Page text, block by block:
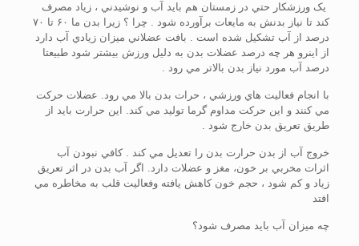
يک ورزشکار حتي در زمستان هم بايد آب و نوشيدني ، زياد مصرف
کند تا نياز بدنش به مايعات برآورده شود . چرا ؟ زيرا بدن ما ۶۰ تا ۷۰
درصد از آب تشکيل شده است . بافت عضلاني ميزان زيادي آب دارد
از اينرو هر چه درصد عضلات بدن به دليل ورزش بيشتر شود طبيعتا
درصد آب مورد نياز بدن بالاتر مي رود .
با انجام فعاليت هاي ورزشي ، حرات بدن بالا مي رود. عضلات حرکت
مي کنند و اين حرکت مداوم گرما توليد مي کند. اين حرارت بايد از
طريق تعريق بدن خارج شود .
خروج آب از بدن حرارت بدن را تعديل مي کند . کافي نبودن آب
اثرات مخربي بر خون، مغز و عضلات دارد. اگر آب بدن در اثر تعريق
زياد و کم شود ، حجم خون کاهش يافته وفعاليت قلب به مخاطره مي
افتد
چه ميزان آب بايد مصرف شود؟